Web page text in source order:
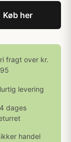
Køb her
fragt over kr.
levering
dages
handel